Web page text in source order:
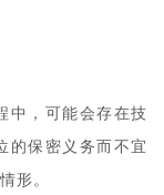
中，可能会存在技
的保密义务而不宜
形。